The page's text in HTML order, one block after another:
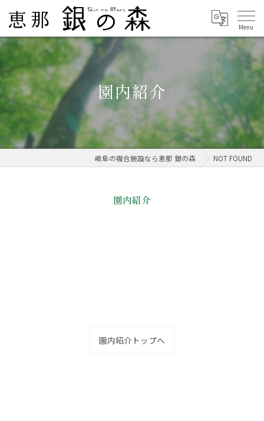
園内紹介
岐阜の複合施設なら恵那 銀の森 NOT FOUND
園内紹介
園内紹介トップへ